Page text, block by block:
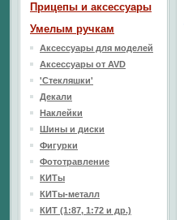
Прицепы и аксессуары
Умелым ручкам
Аксессуары для моделей
Аксессуары от AVD
'Стекляшки'
Декали
Наклейки
Шины и диски
Фигурки
Фототравление
КИТы
КИТы-металл
КИТ (1:87, 1:72 и др.)